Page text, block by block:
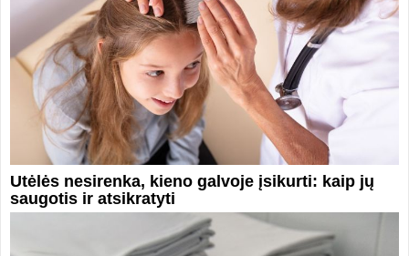
Utėlės nesirenka, kieno galvoje įsikurti: kaip jų
saugotis ir atsikratyti